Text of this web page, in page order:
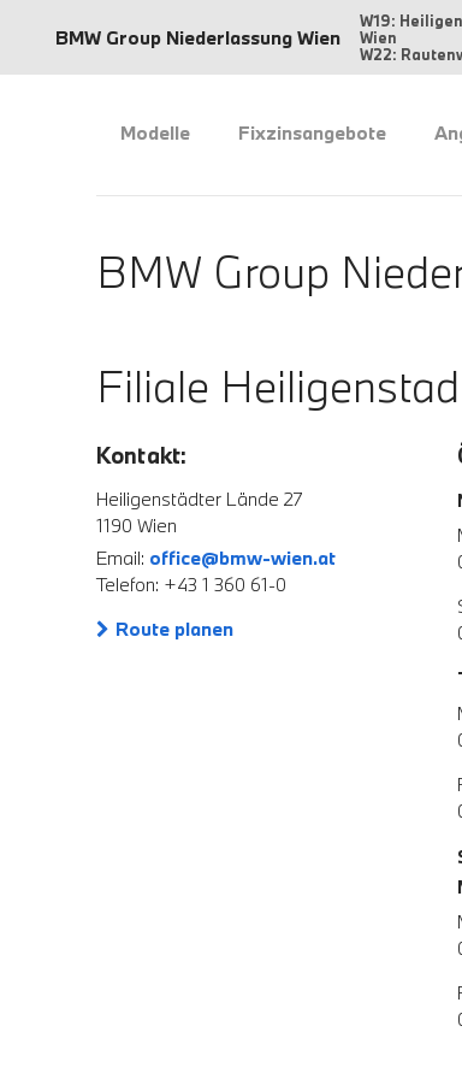
BMW Group Niederlassung Wien
W19:
Wien
W22:
Modelle Fixzinsangebote
BMW Group
Filiale
Kontakt:
Heiligenstädter Lände 27
1190 Wien
Email: office@bmw-wien.at
Telefon: +43 1 360 61-0
Route planen